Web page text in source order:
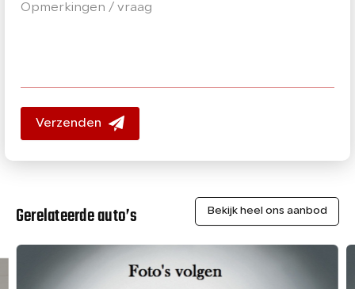
Opmerkingen / vraag
Verzenden
Gerelateerde auto’s Bekijk heel ons aanbod